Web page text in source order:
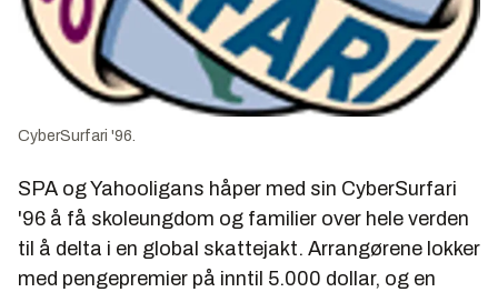
CyberSurfari '96.
SPA og Yahooligans håper med sin CyberSurfari
'96 å få skoleungdom og familier over hele verden
til å delta i en global skattejakt. Arrangørene lokker
med pengepremier på inntil 5.000 dollar, og en